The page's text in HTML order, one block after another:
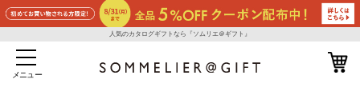
人気のカタログギフトなら『ソムリエ＠ギフト』
メニュー